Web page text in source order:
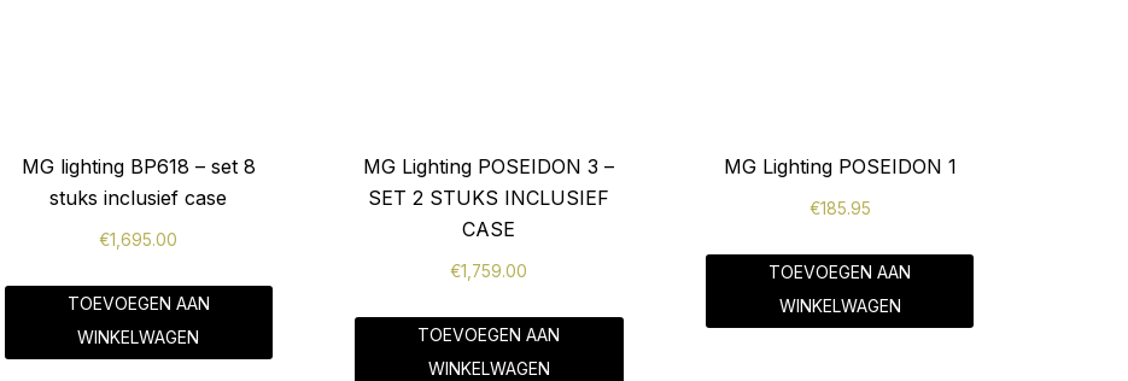
MG lighting BP618 – set 8
stuks inclusief case
€1,695.00
TOEVOEGEN AAN
WINKELWAGEN
MG Lighting POSEIDON 3 –
SET 2 STUKS INCLUSIEF
CASE
€1,759.00
TOEVOEGEN AAN
WINKELWAGEN
MG Lighting POSEIDON 1
€185.95
TOEVOEGEN AAN
WINKELWAGEN